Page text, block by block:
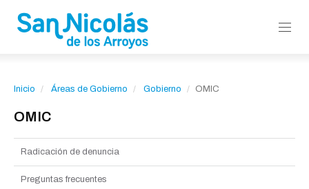
Inicio Áreas de Gobierno Gobierno OMIC
OMIC
Radicación de denuncia
Preguntas frecuentes